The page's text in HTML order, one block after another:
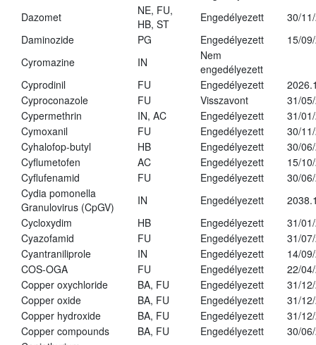
Dazomet
NE, FU,
HB, ST
Engedélyezett
30/
Daminozide
PG Engedélyezett
15/
Cyromazine
IN
Nem
engedélyezett
Cyprodinil
FU Engedélyezett
Cyproconazole
FU Visszavont
31/
Cypermethrin
IN, AC Engedélyezett
31/
Cymoxanil
FU Engedélyezett
30/
Cyhalofop-butyl
HB Engedélyezett
30/
Cyflumetofen
AC Engedélyezett
15/
Cyflufenamid
FU Engedélyezett
30/
Cydia pomonella
Granulovirus (CpGV)
IN Engedélyezett
Cycloxydim
HB Engedélyezett
31/
Cyazofamid
FU Engedélyezett
31/
Cyantraniliprole
IN Engedélyezett
14/
COS-OGA
FU Engedélyezett
22/
Copper oxychloride
BA, FU Engedélyezett
31/
Copper oxide
BA, FU Engedélyezett
31/
Copper hydroxide
BA, FU Engedélyezett
31/
Copper compounds
BA, FU Engedélyezett
30/